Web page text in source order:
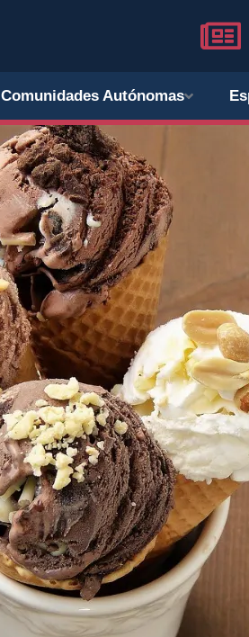
Comunidades Autónomas